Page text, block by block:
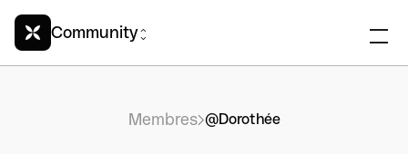
Community
Membres @Dorothée